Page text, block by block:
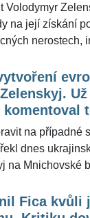
v
Volodymyr
na její získání
nerostech,
informací
podmínky.
okomentoval
Ukrajinu«.
Už
na případné
dnes
na Mnichovské
expert a
Fica kvůli